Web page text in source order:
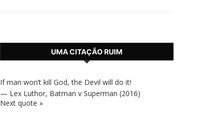
UMA CITAÇÃO RUIM
If man won’t kill God, the Devil will do it!
— Lex Luthor, Batman v Superman (2016)
Next quote »